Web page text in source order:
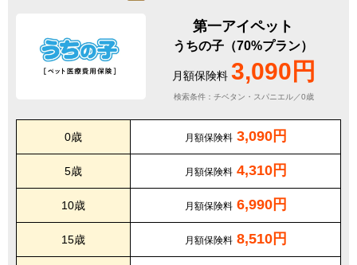
第一アイペット
うちの子（70%プラン）
月額保険料 3,090円
検索条件：チベタン・スパニエル／0歳
0歳 月額保険料 3,090円
5歳 月額保険料 4,310円
10歳 月額保険料 6,990円
15歳 月額保険料 8,510円